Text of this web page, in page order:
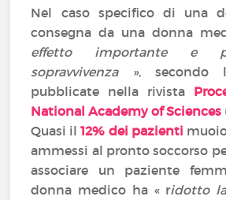
Nel caso specifico di una
consegna da una donna
effetto importante e
sopravvivenza», secondo
pubblicate nella rivista
National Academy of Sciences
Quasi il12% dei pazienti
ammessi al pronto soccorso
associare un paziente
donna medico ha « ridotto